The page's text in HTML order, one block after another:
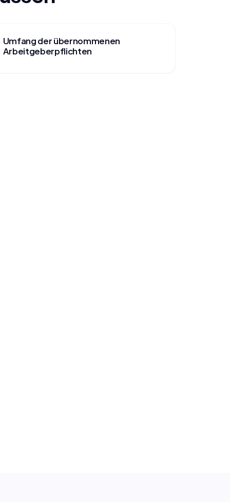
Umfang der übernommenen
Arbeitgeberpflichten